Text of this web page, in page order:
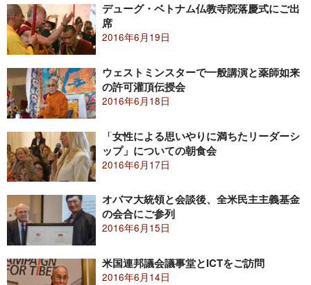
デューグ・ベトナム仏教寺院落慶式にご出
席
2016年6月19日
ウェストミンスターで一般講演と薬師如来
の許可灌頂伝授会
2016年6月18日
「女性による思いやりに満ちたリーダーシ
ップ」についての朝食会
2016年6月17日
オバマ大統領と会談後、全米民主主義基金
の会合にご参列
2016年6月15日
米国連邦議会議事堂とICTをご訪問
2016年6月14日